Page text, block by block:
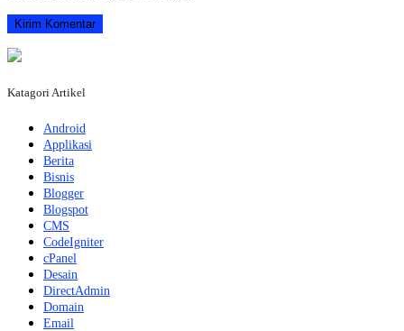
Katagori Artikel
Android
Applikasi
Berita
Bisnis
Blogger
Blogspot
CMS
CodeIgniter
cPanel
Desain
DirectAdmin
Domain
Email